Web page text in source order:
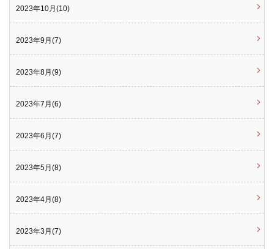
2023年10月(10)
2023年9月(7)
2023年8月(9)
2023年7月(6)
2023年6月(7)
2023年5月(8)
2023年4月(8)
2023年3月(7)